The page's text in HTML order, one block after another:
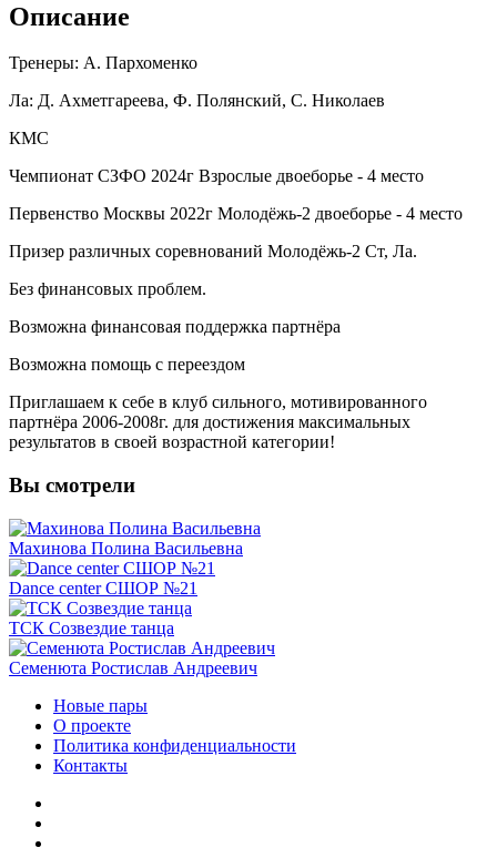
Описание
Тренеры: А. Пархоменко
Ла: Д. Ахметгареева, Ф. Полянский, С. Николаев
КМС
Чемпионат СЗФО 2024г Взрослые двоеборье - 4 место
Первенство Москвы 2022г Молодёжь-2 двоеборье - 4 место
Призер различных соревнований Молодёжь-2 Ст, Ла.
Без финансовых проблем.
Возможна финансовая поддержка партнёра
Возможна помощь с переездом
Приглашаем к себе в клуб сильного, мотивированного
партнёра 2006-2008г. для достижения максимальных
результатов в своей возрастной категории!
Вы смотрели
Махинова Полина Васильевна
Dance center СШОР №21
ТСК Созвездие танца
Семенюта Ростислав Андреевич
Новые пары
О проекте
Политика конфиденциальности
Контакты